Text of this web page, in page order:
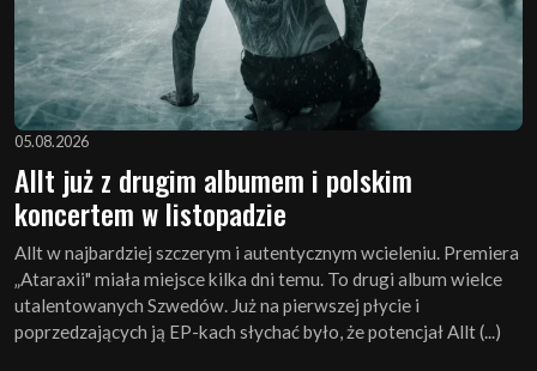
05.08.2026
Allt już z drugim albumem i polskim
koncertem w listopadzie
Allt w najbardziej szczerym i autentycznym wcieleniu. Premiera
„Ataraxii" miała miejsce kilka dni temu. To drugi album wielce
utalentowanych Szwedów. Już na pierwszej płycie i
poprzedzających ją EP-kach słychać było, że potencjał Allt (...)